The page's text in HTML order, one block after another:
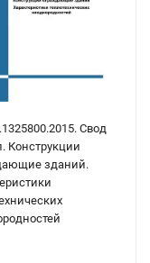
Свод
Конструкции
зданий.